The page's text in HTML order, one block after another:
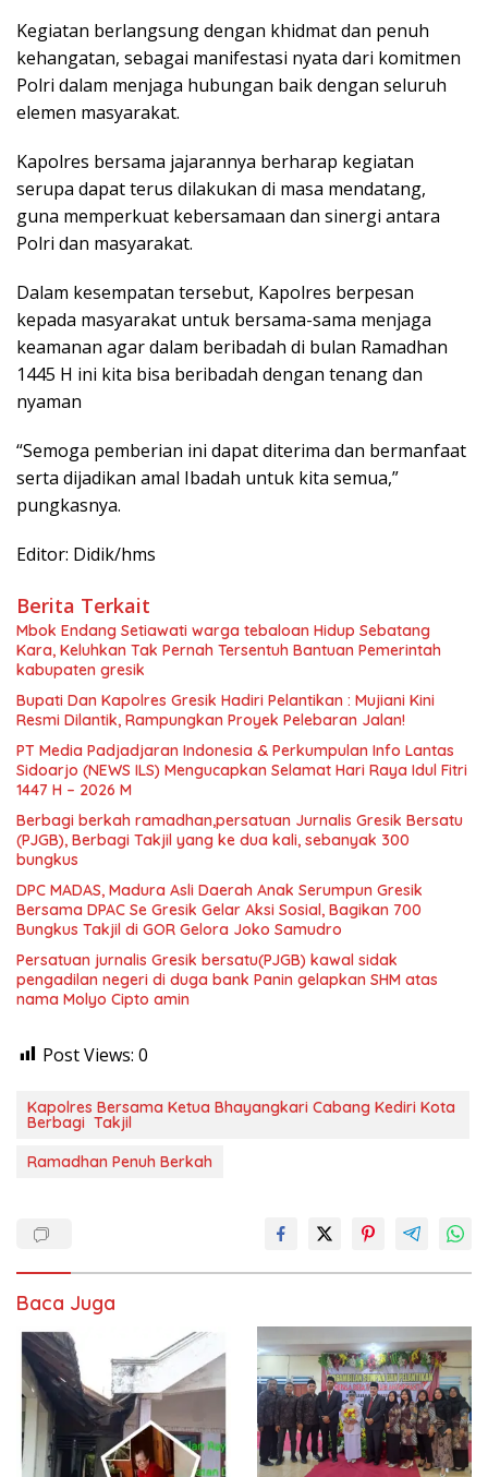
Kegiatan berlangsung dengan khidmat dan penuh
kehangatan, sebagai manifestasi nyata dari komitmen
Polri dalam menjaga hubungan baik dengan seluruh
elemen masyarakat.
Kapolres bersama jajarannya berharap kegiatan
serupa dapat terus dilakukan di masa mendatang,
guna memperkuat kebersamaan dan sinergi antara
Polri dan masyarakat.
Dalam kesempatan tersebut, Kapolres berpesan
kepada masyarakat untuk bersama-sama menjaga
keamanan agar dalam beribadah di bulan Ramadhan
1445 H ini kita bisa beribadah dengan tenang dan
nyaman
“Semoga pemberian ini dapat diterima dan bermanfaat
serta dijadikan amal Ibadah untuk kita semua,”
pungkasnya.
Editor: Didik/hms
Berita Terkait
Mbok Endang Setiawati warga tebaloan Hidup Sebatang
Kara, Keluhkan Tak Pernah Tersentuh Bantuan Pemerintah
kabupaten gresik
​Bupati Dan Kapolres Gresik Hadiri Pelantikan : Mujiani Kini
Resmi Dilantik, Rampungkan Proyek Pelebaran Jalan!
PT Media Padjadjaran Indonesia & Perkumpulan Info Lantas
Sidoarjo (NEWS ILS) Mengucapkan Selamat Hari Raya Idul Fitri
1447 H – 2026 M
Berbagi berkah ramadhan,persatuan Jurnalis Gresik Bersatu
(PJGB), Berbagi Takjil yang ke dua kali, sebanyak 300
bungkus
DPC MADAS, Madura Asli Daerah Anak Serumpun Gresik
Bersama DPAC Se Gresik Gelar Aksi Sosial, Bagikan 700
Bungkus Takjil di GOR Gelora Joko Samudro
Persatuan jurnalis Gresik bersatu(PJGB) kawal sidak
pengadilan negeri di duga bank Panin gelapkan SHM atas
nama Molyo Cipto amin
Post Views: 0
Kapolres Bersama Ketua Bhayangkari Cabang Kediri Kota
Berbagi Takjil
Ramadhan Penuh Berkah
Baca Juga